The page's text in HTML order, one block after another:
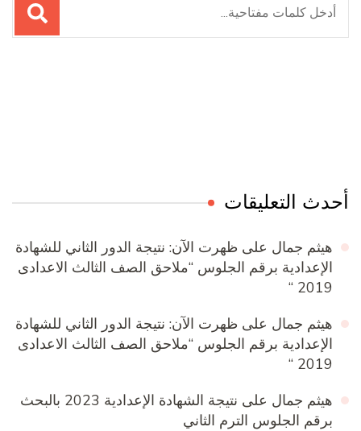
عن:
أحدث التعليقات
هيثم جمال على ظهرت الآن: نتيجة الدور الثاني للشهادة
الإعدادية برقم الجلوس “ملاحق الصف الثالث الاعدادى
2019 “
هيثم جمال على ظهرت الآن: نتيجة الدور الثاني للشهادة
الإعدادية برقم الجلوس “ملاحق الصف الثالث الاعدادى
2019 “
هيثم جمال على
نتيجة الشهادة الإعدادية 2023 بالبحث
برقم الجلوس الترم الثاني